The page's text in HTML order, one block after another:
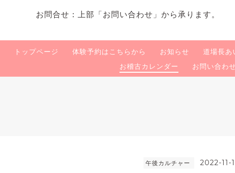
お問合せ：上部「お問い合わせ」から承ります。
トップページ 体験予約はこちらから お知らせ 道場長あ
お稽古カレンダー
お問い合わせ
午後カルチャー 2022-11-